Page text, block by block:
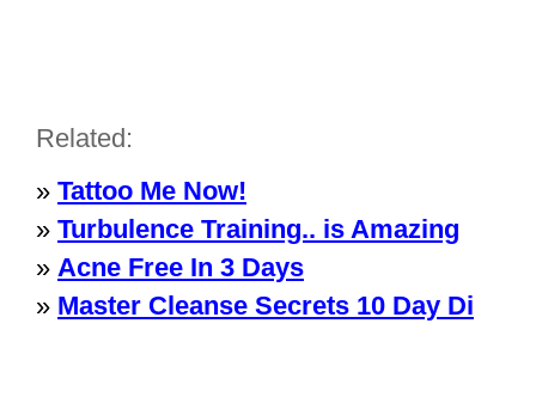
Related:
» Tattoo Me Now!
» Turbulence Training.. is Amazing
» Acne Free In 3 Days
» Master Cleanse Secrets 10 Day Di